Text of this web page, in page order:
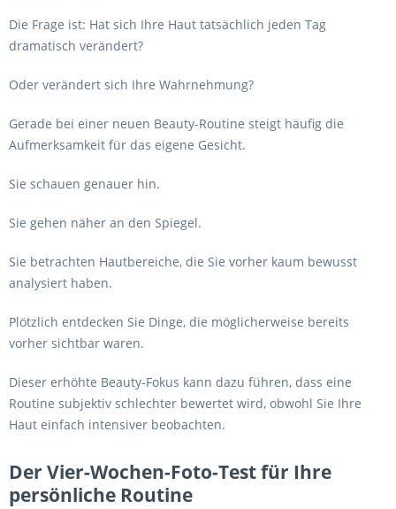
Die Frage ist: Hat sich Ihre Haut tatsächlich jeden Tag
dramatisch verändert?
Oder verändert sich Ihre Wahrnehmung?
Gerade bei einer neuen Beauty-Routine steigt häufig die
Aufmerksamkeit für das eigene Gesicht.
Sie schauen genauer hin.
Sie gehen näher an den Spiegel.
Sie betrachten Hautbereiche, die Sie vorher kaum bewusst
analysiert haben.
Plötzlich entdecken Sie Dinge, die möglicherweise bereits
vorher sichtbar waren.
Dieser erhöhte Beauty-Fokus kann dazu führen, dass eine
Routine subjektiv schlechter bewertet wird, obwohl Sie Ihre
Haut einfach intensiver beobachten.
Der Vier-Wochen-Foto-Test für Ihre
persönliche Routine